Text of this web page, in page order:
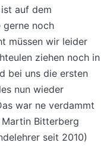
auf dem
noch
müssen wir leider
ziehen noch in
bei uns die ersten
nun wieder
war ne verdammt
Bitterberg
seit 2010)